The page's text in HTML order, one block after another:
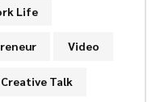
Life
Video
Creative Talk